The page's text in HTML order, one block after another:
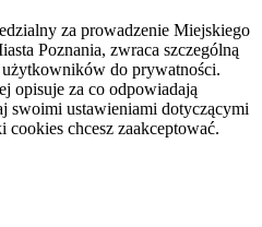
za prowadzenie Miejskiego
Poznania, zwraca szczególną
użytkowników do prywatności.
opisuje za co odpowiadają
swoimi ustawieniami dotyczącymi
chcesz zaakceptować.